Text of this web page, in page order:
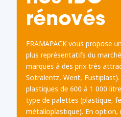
rénovés
FRAMAPACK vous propose
plus représentatifs du
marques à des prix très
Sotralentz, Werit,
plastiques de 600 à 1 000
type de palettes (plastique,
métalloplastique). En